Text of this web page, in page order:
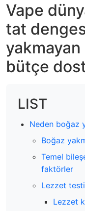
Vape
tat
bütçe
LIST
Neden boğaz
Boğaz
Temel
faktörler
Lezzet
Lezzet